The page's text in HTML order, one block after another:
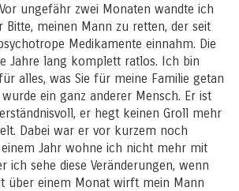
ungefähr zwei Monaten wandte ich
Bitte, meinen Mann zu retten, der seit
Medikamente einnahm. Die
Jahre lang komplett ratlos. Ich bin
alles, was Sie für meine Familie getan
ein ganz anderer Mensch. Er ist
er hegt keinen Groll mehr
Dabei war er vor kurzem noch
einem Jahr wohne ich nicht mehr mit
ich sehe diese Veränderungen, wenn
über einem Monat wirft mein Mann